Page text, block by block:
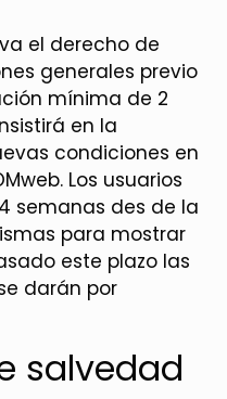
el derecho de
generales previo
mínima de 2
en la
condiciones en
Los usuarios
semanas des de la
para mostrar
este plazo las
darán por
salvedad